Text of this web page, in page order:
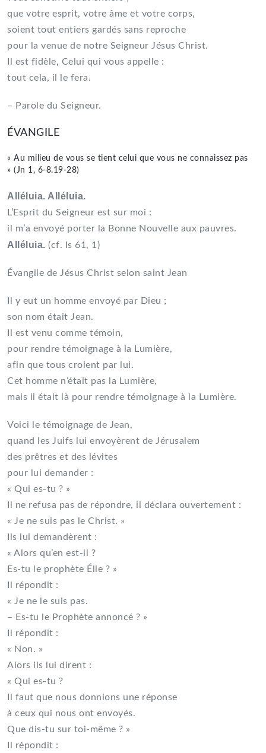
que votre esprit, votre âme et votre corps,
soient tout entiers gardés sans reproche
pour la venue de notre Seigneur Jésus Christ.
Il est fidèle, Celui qui vous appelle :
tout cela, il le fera.
– Parole du Seigneur.
ÉVANGILE
« Au milieu de vous se tient celui que vous ne connaissez pas
» (Jn 1, 6-8.19-28)
Alléluia. Alléluia.
L’Esprit du Seigneur est sur moi :
il m’a envoyé porter la Bonne Nouvelle aux pauvres.
Alléluia. (cf. Is 61, 1)
Évangile de Jésus Christ selon saint Jean
Il y eut un homme envoyé par Dieu ;
son nom était Jean.
Il est venu comme témoin,
pour rendre témoignage à la Lumière,
afin que tous croient par lui.
Cet homme n’était pas la Lumière,
mais il était là pour rendre témoignage à la Lumière.
Voici le témoignage de Jean,
quand les Juifs lui envoyèrent de Jérusalem
des prêtres et des lévites
pour lui demander :
« Qui es-tu ? »
Il ne refusa pas de répondre, il déclara ouvertement :
« Je ne suis pas le Christ. »
Ils lui demandèrent :
« Alors qu’en est-il ?
Es-tu le prophète Élie ? »
Il répondit :
« Je ne le suis pas.
– Es-tu le Prophète annoncé ? »
Il répondit :
« Non. »
Alors ils lui dirent :
« Qui es-tu ?
Il faut que nous donnions une réponse
à ceux qui nous ont envoyés.
Que dis-tu sur toi-même ? »
Il répondit :